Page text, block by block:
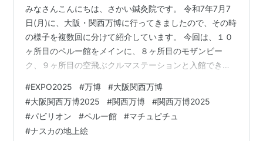
みなさんこんにちは、さかい鍼灸院です。 令和7年7月7
日(月)に、大阪・関西万博に行ってきましたので、その時
の様子を複数回に分けて紹介しています。 今回は、１０
ヶ所目のペルー館をメインに、８ヶ所目のモザンビー
ク、９ヶ所目の空飛ぶクルマステーションと入館できな
んでしたが、時間帯が良かったのかすぐに入館できまし
た。ラッキー！ 長屋方式のパビリオン群。 これらのパビ
リオンは、独立した４つのブースが連なる長屋方式で、
左側から順番に入っていたのが大失敗になったのか
#EXPO2025 #万博 #大阪関西万博
#大阪関西万博2025 #関西万博 #関西万博2025
#パビリオン #ペルー館 #マチュピチュ
#ナスカの地上絵